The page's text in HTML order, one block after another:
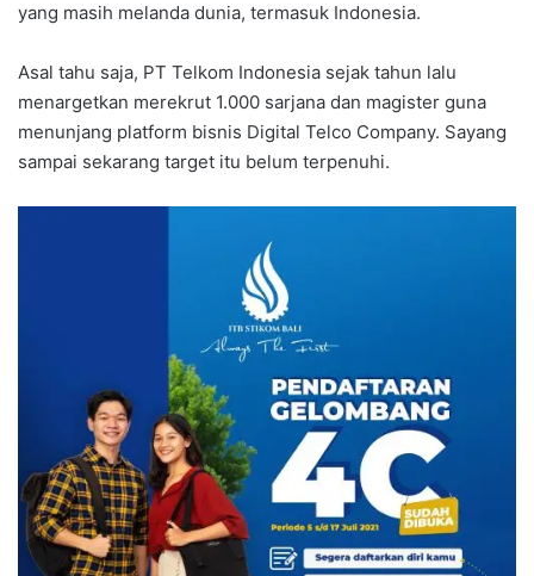
yang masih melanda dunia, termasuk Indonesia.
Asal tahu saja, PT Telkom Indonesia sejak tahun lalu
menargetkan merekrut 1.000 sarjana dan magister guna
menunjang platform bisnis Digital Telco Company. Sayang
sampai sekarang target itu belum terpenuhi.